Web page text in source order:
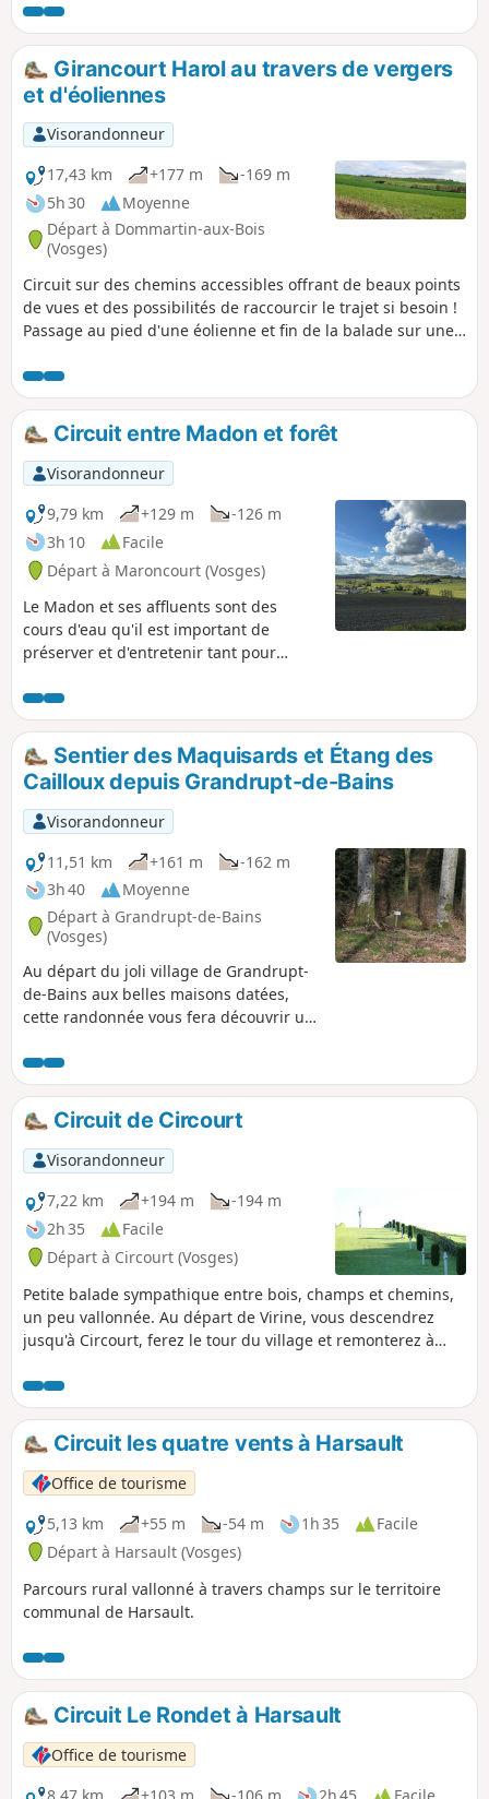
de France. Une grande partie du
parcours se fait à travers bois par des
petits sentiers sinueux et les deux
derniers kilomètres sur un chemin de
pierre et route goudronnée. Le sentier
est bien balisé : suivre les petits
panneaux avec un Rond Jaune, Vous
trouverez à mi-parcours une aire de
pique-nique avec tables et une petite
cabane pour faire une pause au bord de
l'Étang des Limaçons.
Girancourt Harol au travers de vergers
et d'éoliennes
Visorandonneur
17,43 km
+177 m
-169 m
5h 30
Moyenne
Départ à Dommartin-aux-Bois
(Vosges)
Circuit sur des chemins accessibles offrant de beaux points
de vues et des possibilités de raccourcir le trajet si besoin !
Passage au pied d'une éolienne et fin de la balade sur une
balisages du Club Vosgien mais étant fraichement réalisés,
ils n'apparaissent pas sur la carte IGN.
Circuit entre Madon et forêt
Visorandonneur
9,79 km
+129 m
-126 m
3h 10
Facile
Départ à Maroncourt (Vosges)
Le Madon et ses affluents sont des
cours d'eau qu'il est important de
préserver et d'entretenir tant pour
l’environnement car ils sont sources de
biodiversité, et sont à l'origine des
paysages que vous traverserez lors de
cette promenade.
Sentier des Maquisards et Étang des
Cailloux depuis Grandrupt-de-Bains
Visorandonneur
11,51 km
+161 m
-162 m
3h 40
Moyenne
Départ à Grandrupt-de-Bains
(Vosges)
Au départ du joli village de Grandrupt-
de-Bains aux belles maisons datées,
cette randonnée vous fera découvrir un
maquisards en août et septembre 1944,
mais surtout lieu de mémoire. Vous
découvrirez également : roches
pétroglyphes, bornes armoriées,
étangs, aires de pique-nique ou de
repos et points de vue sur la montagne
vosgienne. Quelques passages sur
route nous permettent de passer de
forêts en prairies et cultures ainsi qu'en
milieu rural.
Circuit de Circourt
Visorandonneur
7,22 km
+194 m
-194 m
2h 35
Facile
Départ à Circourt (Vosges)
Petite balade sympathique entre bois, champs et chemins,
un peu vallonnée. Au départ de Virine, vous descendrez
jusqu'à Circourt, ferez le tour du village et remonterez à
360° ! Idéale en été avec beaucoup de zones ombragées
mais avec quelques pentes assez raides.
Circuit les quatre vents à Harsault
Office de tourisme
5,13 km
+55 m -54 m 1h 35
Facile
Départ à Harsault (Vosges)
Parcours rural vallonné à travers champs sur le territoire
communal de Harsault.
Circuit Le Rondet à Harsault
Office de tourisme